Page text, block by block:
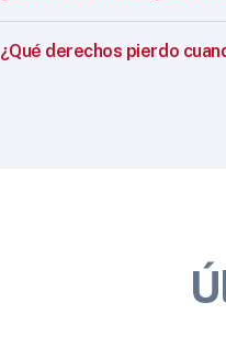
¿Qué derechos pierdo